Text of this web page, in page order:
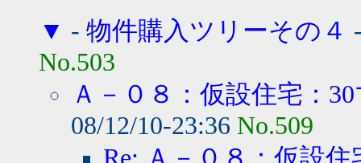
▼ - 物件購入ツリーその４
No.503
Ａ－０８：仮設住宅：
08/12/10-23:36 No.509